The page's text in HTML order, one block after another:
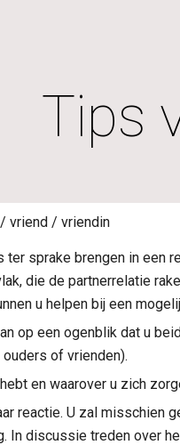
Tips
vriend / vriendin
ter sprake brengen in een
die de partnerrelatie
u helpen bij een
op een ogenblik dat u
of vrienden).
en waarover u zich
reactie. U zal misschien
In discussie treden over